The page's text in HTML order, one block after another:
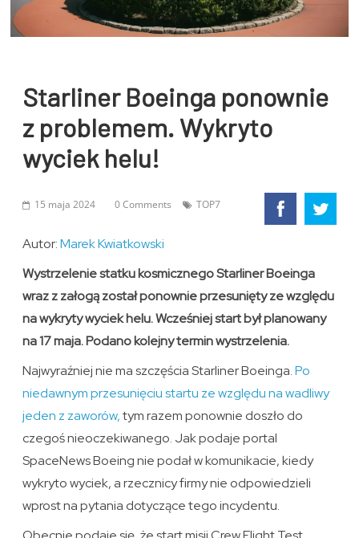
Starliner Boeinga ponownie
z problemem. Wykryto
wyciek helu!
15 maja 2024 0 Comments TOP7
Autor:Marek Kwiatkowski
Wystrzelenie statku kosmicznego Starliner Boeinga
wraz z załogą został ponownie przesunięty ze względu
na wykryty wyciek helu. Wcześniej start był planowany
na 17 maja.Podano kolejny termin wystrzelenia.
Najwyraźniej nie ma szczęścia Starliner Boeinga.Po
niedawnym przesunięciu startu ze względu na wadliwy
jeden z zaworów,tym razem ponownie doszło do
czegoś nieoczekiwanego. Jak podaje portal
SpaceNews Boeing nie podał w komunikacie, kiedy
wykryto wyciek, a rzecznicy firmy nie odpowiedzieli
wprost na pytania dotyczące tego incydentu.